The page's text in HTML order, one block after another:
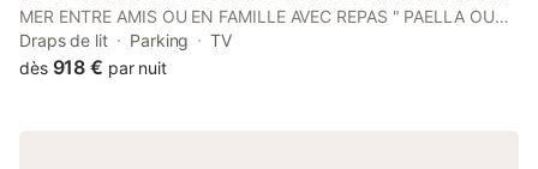
MER ENTRE AMIS OU EN FAMILLE AVEC REPAS " PAELLA OU
FIDÉUA ".. À BORD DE CE MOTOR-YACHT DE 20m AMARRE
ENTRE ROSES ET CADAQUES.
Draps de lit Parking
TV
dès 918 € par nuit